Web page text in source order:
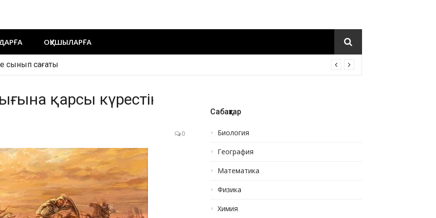
ОҚУШЫЛАРҒА
сынып сағаты
сценарий
қарсы күрестің
0
Сабақтар
Биология
География
Математика
Физика
Химия